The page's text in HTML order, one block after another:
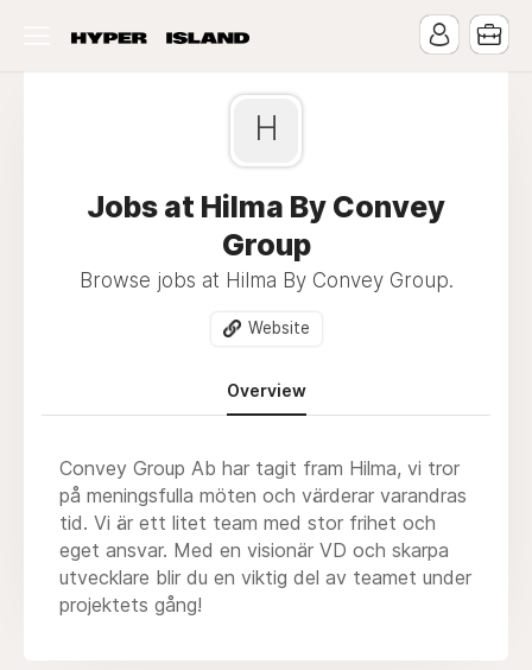
H
Jobs at Hilma By Convey
Group
Browse jobs at Hilma By Convey Group.
Website
Overview
Convey Group Ab har tagit fram Hilma, vi tror
på meningsfulla möten och värderar varandras
tid. Vi är ett litet team med stor frihet och
eget ansvar. Med en visionär VD och skarpa
utvecklare blir du en viktig del av teamet under
projektets gång!